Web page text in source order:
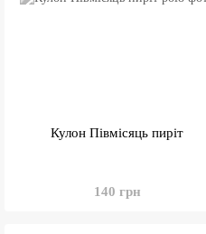
Кулон Півмісяць пиріт
140 грн